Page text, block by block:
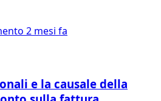
2 mesi fa
e la causale della